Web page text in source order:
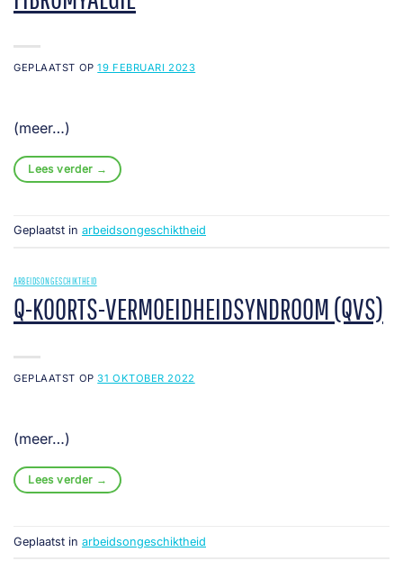
GEPLAATST OP19 FEBRUARI 2023
(meer…)
Lees verder →
Geplaatst in arbeidsongeschiktheid
ARBEIDSONGESCHIKTHEID
Q-KOORTS-VERMOEIDHEIDSYNDROOM (QVS)
GEPLAATST OP31 OKTOBER 2022
(meer…)
Lees verder →
Geplaatst in arbeidsongeschiktheid